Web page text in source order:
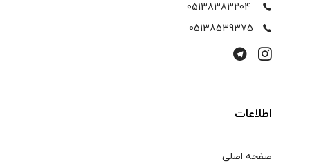
05138383204
05138539375
اطلاعات
صفحه اصلی